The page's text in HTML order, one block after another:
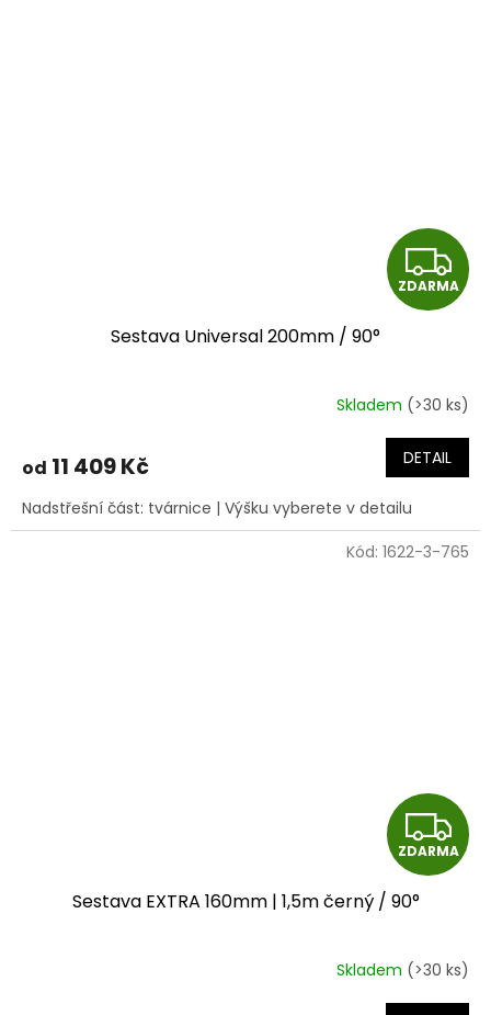
Z
D
R
M
A
ZDARMA
Sestava Universal 200mm / 90°
je
z
5
Skladem (>30 ks)
od 11 409 Kč DETAIL
Nadstřešní část: tvárnice | Výšku vyberete v detailu
Z
D
R
ZDARMA
Sestava EXTRA 160mm | 1,5m černý / 90°
Skladem (>30 ks)
Kód: 1622-3-765